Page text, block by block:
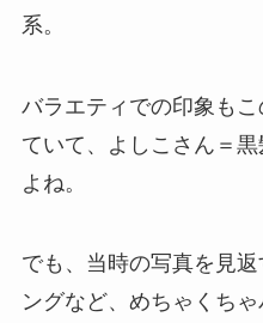
系。
バラエティでの印象も
ていて、よしこさん＝
よね。
でも、当時の写真を見
ングなど、めちゃくち